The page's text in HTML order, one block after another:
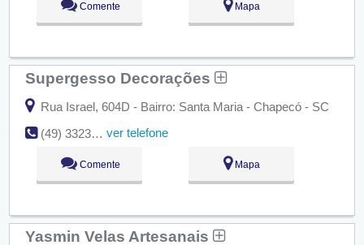
Comente Mapa
Supergesso Decorações
Rua Israel, 604D - Bairro: Santa Maria - Chapecó - SC
(49) 3323-6488
ver telefone
Comente Mapa
Yasmin Velas Artesanais